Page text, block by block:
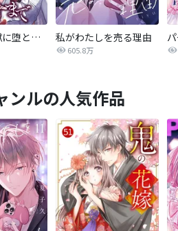
あなたを地獄に堕とすまで 私がわたしを売る理由
605.8万
ンルの人気作品